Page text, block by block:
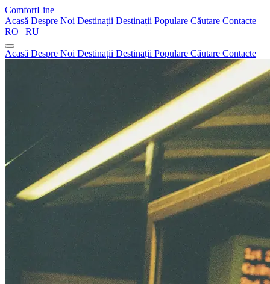
ComfortLine
Acasă Despre Noi Destinații Destinații Populare Căutare Contacte
RO | RU
Acasă Despre Noi Destinații Destinații Populare Căutare Contacte